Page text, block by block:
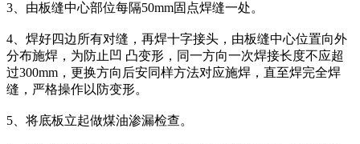
3、由板缝中心部位每隔50mm固点焊缝一处。
4、焊好四边所有对缝，再焊十字接头，由板缝中心位置向外
分布施焊，为防止凹 凸变形，同一方向一次焊接长度不应超
过300mm，更换方向后安同样方法对应施焊，直至焊完全焊
缝，严格操作以防变形。
5、将底板立起做煤油渗漏检查。